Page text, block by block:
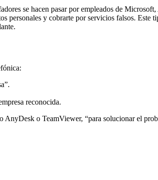
se hacen pasar por empleados de
personales y cobrarte por servicios falsos.
reconocida.
o TeamViewer, “para solucionar el